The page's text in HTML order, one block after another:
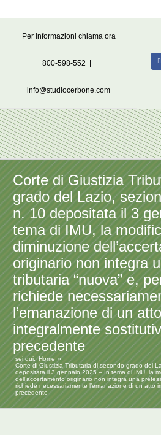
Per informazioni chiama ora
800-598-552
info@studiocerbone.com
Corte di Giustizia
grado del Lazio,
n. 10 depositata il 3
tema di IMU, la
diminuzione
originario non integra
tributaria “nuova” e,
richiede
l’emanazione di un
integralmente
precedente
sei qui: Home
Corte di Giustizia Tributaria di secondo grado del
depositata il 3 gennaio 2025 – In tema di IMU, la
dell’accertamento originario non integra una
richiede necessariamente l’emanazione di un atto
precedente